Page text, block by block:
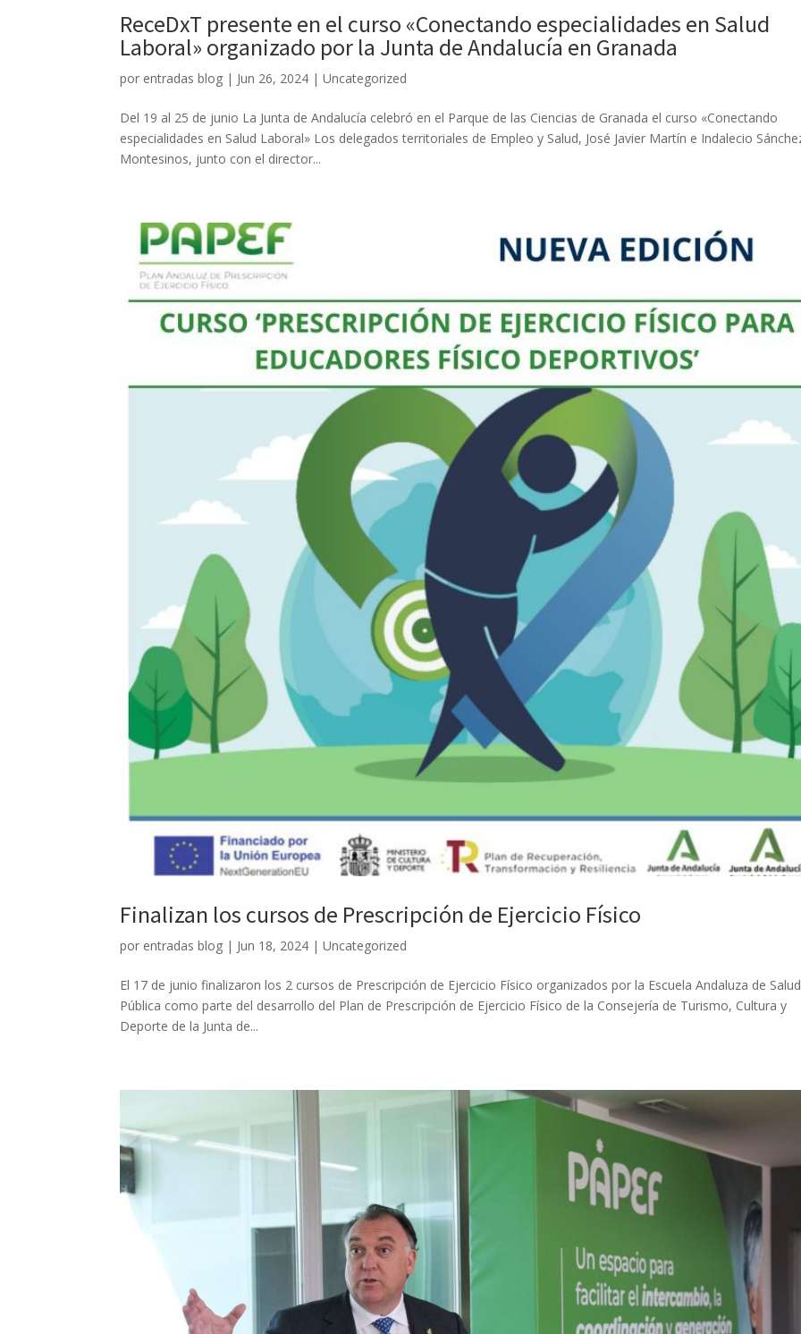
ReceDxT presente en el curso «Conectando especialidades en Salud
Laboral» organizado por la Junta de Andalucía en Granada
por entradas blog | Jun 26, 2024 |Uncategorized
Del 19 al 25 de junio La Junta de Andalucía celebró en el Parque de las Ciencias de Granada el curso «Conectando
especialidades en Salud Laboral» Los delegados territoriales de Empleo y Salud, José Javier Martín e Indalecio
Montesinos, junto con el director...
Finalizan los cursos de Prescripción de Ejercicio Físico
por entradas blog | Jun 18, 2024 |Uncategorized
El 17 de junio finalizaron los 2 cursos de Prescripción de Ejercicio Físico organizados por la Escuela Andaluza de Salud
Pública como parte del desarrollo del Plan de Prescripción de Ejercicio Físico de la Consejería de Turismo, Cultura y
Deporte de la Junta de...